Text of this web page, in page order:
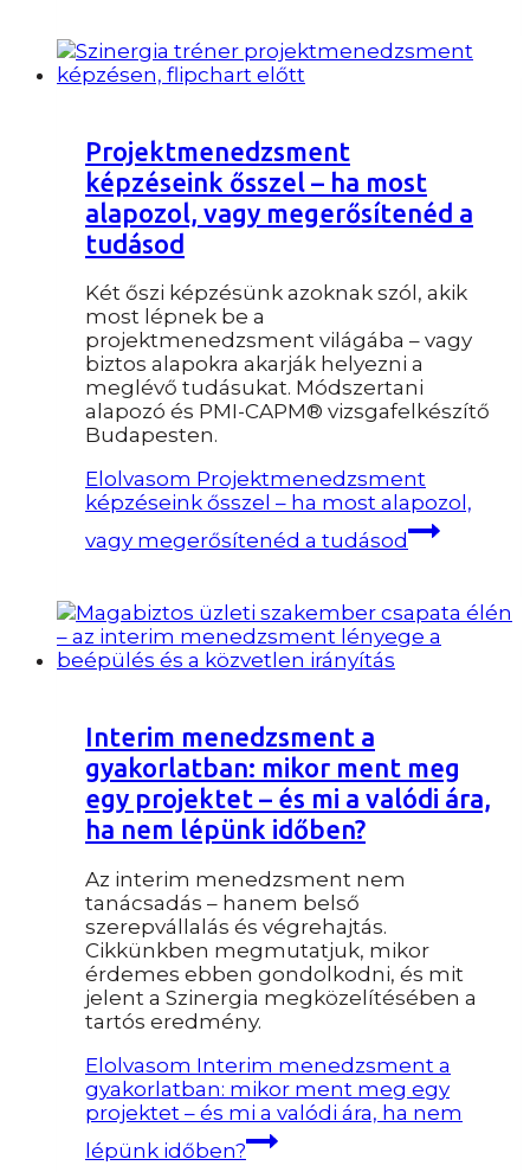
Projektmenedzsment
képzéseink ősszel – ha most
alapozol, vagy megerősítenéd a
tudásod
Két őszi képzésünk azoknak szól, akik
most lépnek be a
projektmenedzsment világába – vagy
biztos alapokra akarják helyezni a
meglévő tudásukat. Módszertani
alapozó és PMI-CAPM® vizsgafelkészítő
Budapesten.
Elolvasom Projektmenedzsment
képzéseink ősszel – ha most alapozol,
vagy megerősítenéd a tudásod
Interim menedzsment a
gyakorlatban: mikor ment meg
egy projektet – és mi a valódi ára,
ha nem lépünk időben?
Az interim menedzsment nem
tanácsadás – hanem belső
szerepvállalás és végrehajtás.
Cikkünkben megmutatjuk, mikor
érdemes ebben gondolkodni, és mit
jelent a Szinergia megközelítésében a
tartós eredmény.
Elolvasom Interim menedzsment a
gyakorlatban: mikor ment meg egy
projektet – és mi a valódi ára, ha nem
lépünk időben?